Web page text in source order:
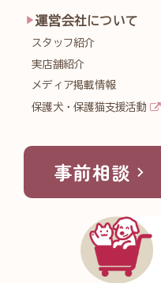
運営会社について
スタッフ紹介
実店舗紹介
メディア掲載情報
保護犬・保護猫支援活動
事前相談